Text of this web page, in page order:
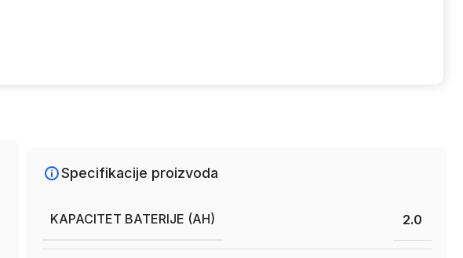
Specifikacije proizvoda
KAPACITET BATERIJE (AH) 2.0